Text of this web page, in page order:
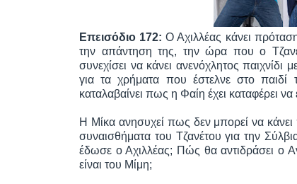
Επεισόδιο 172:Ο Αχιλλέας κάνει
την απάντηση της, την ώρα που ο
συνεχίσει να κάνει ανενόχλητος
για τα χρήματα που έστελνε στο παιδί
καταλαβαίνει πως η Φαίη έχει καταφέρει
Η Μίκα ανησυχεί πως δεν μπορεί να κάνει
συναισθήματα του Τζανέτου για την
έδωσε ο Αχιλλέας; Πώς θα αντιδράσει ο
είναι του Μίμη;